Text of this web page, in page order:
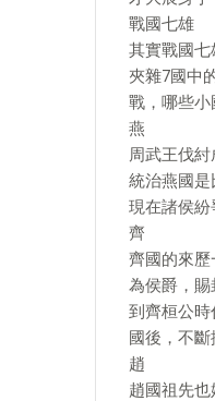
戰國七雄
其實戰國
夾雜7國中
戰，哪些小
燕
周武王伐
統治燕國
現在諸侯紛
齊
齊國的來
為侯爵，
到齊桓公
國後，不斷
趙
趙國祖先